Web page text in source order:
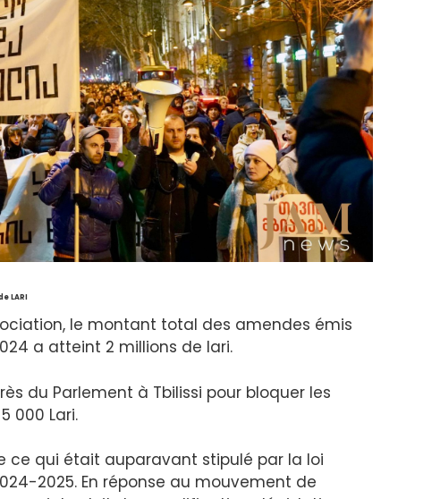
LARI
le montant total des amendes émis
a atteint 2 millions de lari.
du Parlement à Tbilissi pour bloquer les
000 Lari.
ce qui était auparavant stipulé par la loi
2025. En réponse au mouvement de